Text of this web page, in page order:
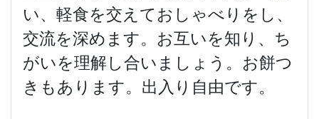
い、軽食を交えておしゃべりをし、
交流を深めます。お互いを知り、ち
がいを理解し合いましょう。お餅つ
きもあります。出入り自由です。